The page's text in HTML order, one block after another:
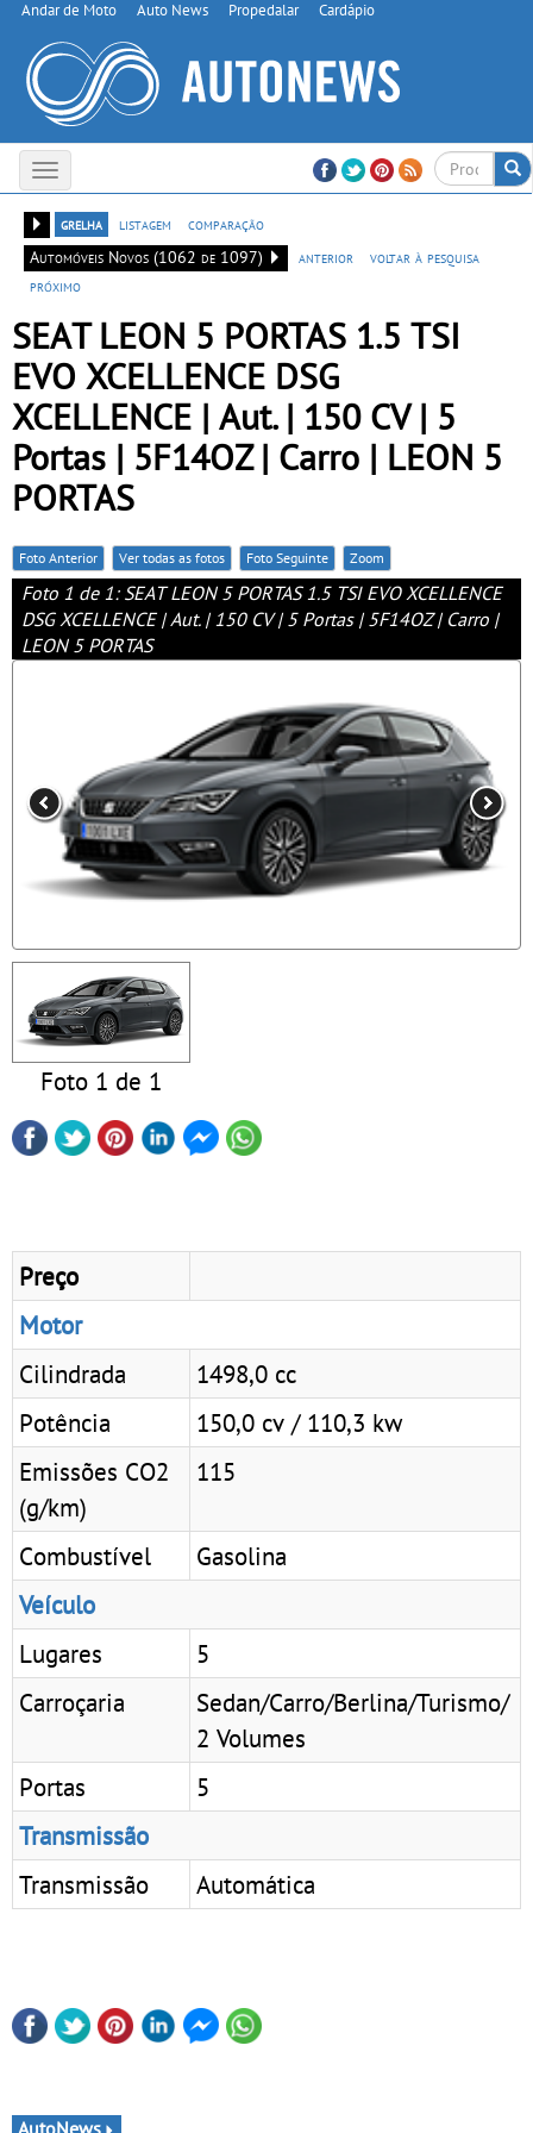
Andar de Moto Auto News Propedalar Cardápio
Toggle
navigation
grelha
listagem
comparação
Automóveis Novos (1062 de 1097)
anterior
voltar à pesquisa
próximo
SEAT LEON 5 PORTAS 1.5 TSI
EVO XCELLENCE DSG
XCELLENCE | Aut. | 150 CV | 5
Portas | 5F14OZ | Carro | LEON 5
PORTAS
Foto Anterior Ver todas as fotos Foto Seguinte Zoom
Foto 1 de 1: SEAT LEON 5 PORTAS 1.5 TSI EVO XCELLENCE
DSG XCELLENCE | Aut. | 150 CV | 5 Portas | 5F14OZ | Carro |
LEON 5 PORTAS
Foto 1 de 1
Preço
Motor
Cilindrada
1498,0 cc
Potência
150,0 cv / 110,3 kw
Emissões CO2
(g/km)
115
Combustível
Gasolina
Veículo
Lugares
5
Carroçaria
Sedan/Carro/Berlina/Turismo/
2 Volumes
Portas
5
Transmissão
Transmissão
Automática
AutoNews